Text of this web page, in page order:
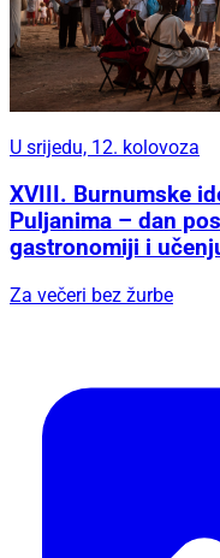
U srijedu, 12. kolovoza
XVIII. Burnumske
Puljanima – dan
gastronomiji i
Za večeri bez žurbe